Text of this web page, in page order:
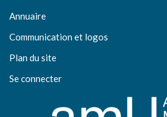
Annuaire
Communication et logos
Plan du site
Se connecter